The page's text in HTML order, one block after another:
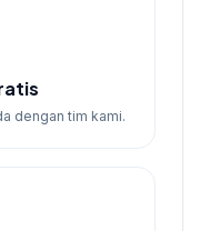
dengan tim kami.